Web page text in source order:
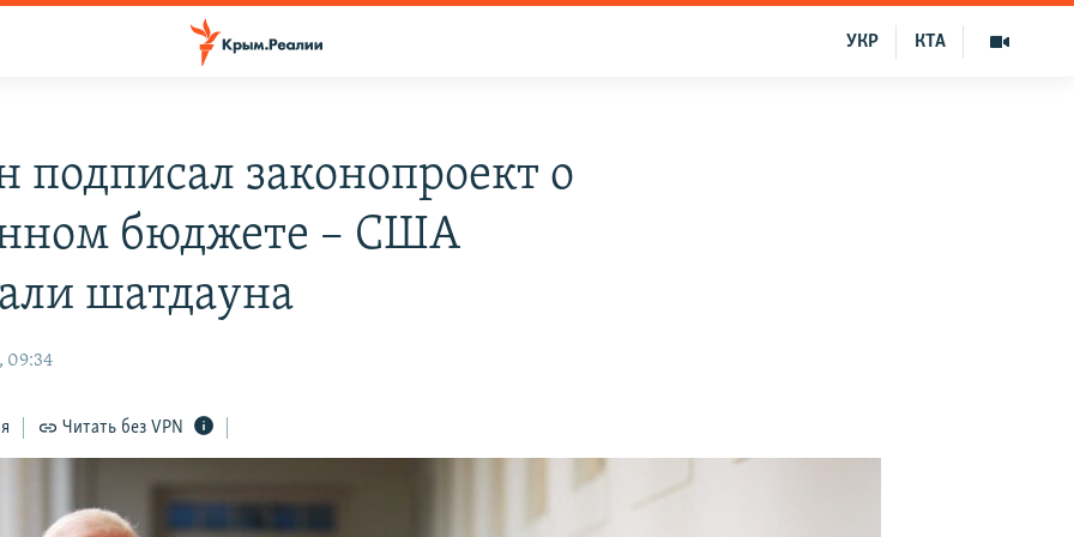
КТА
УКР
подписал законопроект о
бюджете – США
шатдауна
09:34
Читать без VPN